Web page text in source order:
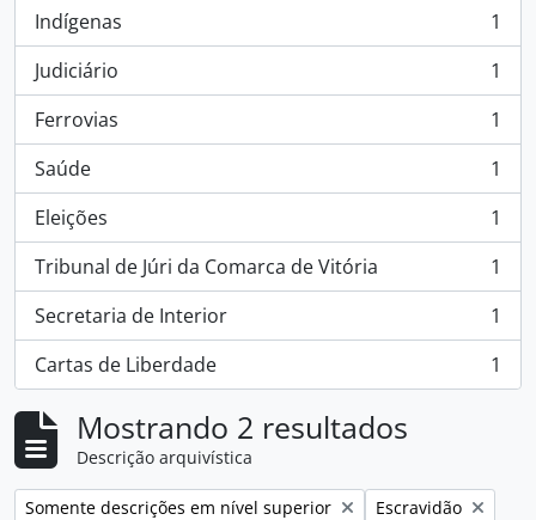
Indígenas
, 1 resultados
1
Judiciário
, 1 resultados
1
Ferrovias
, 1 resultados
1
Saúde
, 1 resultados
1
Eleições
, 1 resultados
1
Tribunal de Júri da Comarca de Vitória
, 1 resultados
1
Secretaria de Interior
, 1 resultados
1
Cartas de Liberdade
, 1 resultados 1
Mostrando 2 resultados
Descrição arquivística
Remover filtro:
Somente descrições em nível superior Remover filtro:
Escravidão